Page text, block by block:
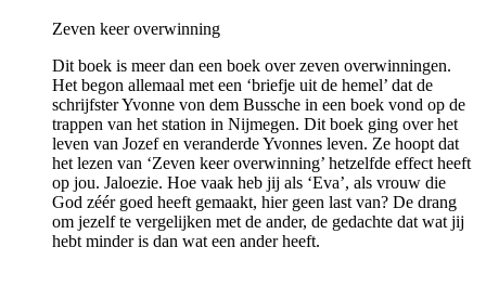
Zeven keer overwinning
Dit boek is meer dan een boek over zeven overwinningen.
Het begon allemaal met een ‘briefje uit de hemel’ dat de
schrijfster Yvonne von dem Bussche in een boek vond op de
trappen van het station in Nijmegen. Dit boek ging over het
leven van Jozef en veranderde Yvonnes leven. Ze hoopt dat
het lezen van ‘Zeven keer overwinning’ hetzelfde effect heeft
op jou. Jaloezie. Hoe vaak heb jij als ‘Eva’, als vrouw die
God zéér goed heeft gemaakt, hier geen last van? De drang
om jezelf te vergelijken met de ander, de gedachte dat wat jij
hebt minder is dan wat een ander heeft.